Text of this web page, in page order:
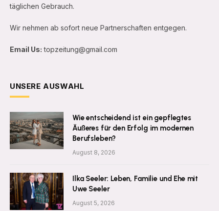
täglichen Gebrauch.
Wir nehmen ab sofort neue Partnerschaften entgegen.
Email Us: topzeitung@gmail.com
UNSERE AUSWAHL
Wie entscheidend ist ein gepflegtes
Äußeres für den Erfolg im modernen
Berufsleben?
August 8, 2026
Ilka Seeler: Leben, Familie und Ehe mit
Uwe Seeler
August 5, 2026